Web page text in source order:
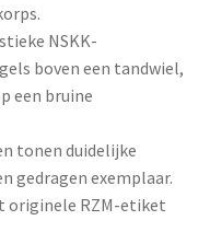
NSKK-
boven een tandwiel,
een bruine
tonen duidelijke
gedragen exemplaar.
originele RZM-etiket